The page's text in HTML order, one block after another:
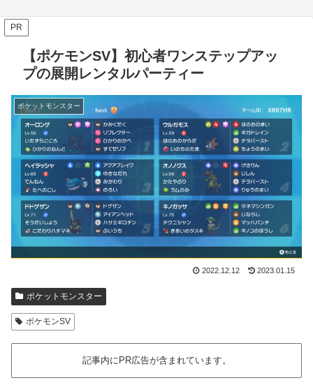
PR
【ポケモンSV】初心者ワンステップアッ
プの展開レンタルパーティー
ポケットモンスター
2022.12.12 2023.01.15
ポケットモンスター
ポケモンSV
記事内にPR広告が含まれています。